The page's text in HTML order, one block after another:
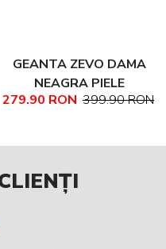
GEANTA ZEVO DAMA
NEAGRA PIELE
NATURALA TEXTURATA
279.90 RON 399.90 RON